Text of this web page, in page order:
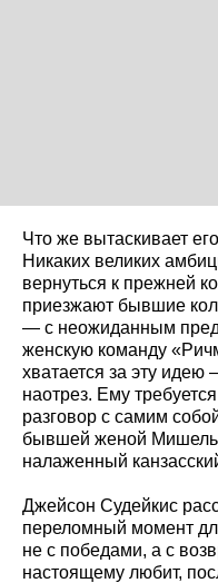
Что же вытаскивает
Никаких великих
вернуться к прежней
приезжают бывшие
— с неожиданным
женскую команду
хватается за эту идею
наотрез. Ему
разговор с самим
бывшей женой
налаженный
Джейсон Судейкис
переломный момент
не с победами, а с
настоящему любит,